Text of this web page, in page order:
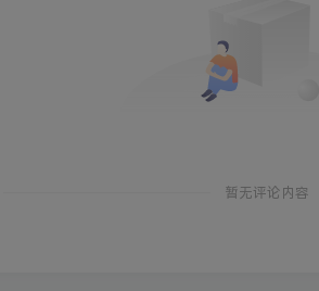
暂无评论内容